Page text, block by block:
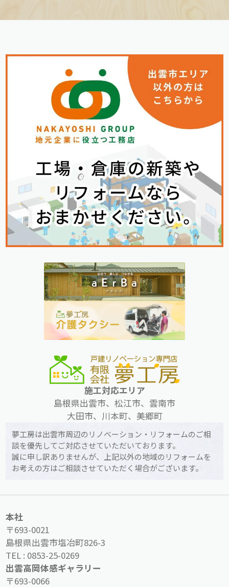
施工対応エリア
島根県出雲市、松江市、雲南市
大田市、川本町、美郷町
夢工房は出雲市周辺のリノベーション・リフォームのご相
談を優先してご対応させていただいております。
誠に申し訳ありませんが、上記以外の地域のリフォームを
お考えの方はご相談させていただく場合がございます。
本社
〒693-0021
島根県出雲市塩冶町826-3
TEL : 0853-25-0269
出雲高岡体感ギャラリー
〒693-0066